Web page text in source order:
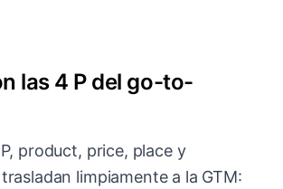
las 4 P del go-to-
product, price, place y
limpiamente a la GTM: